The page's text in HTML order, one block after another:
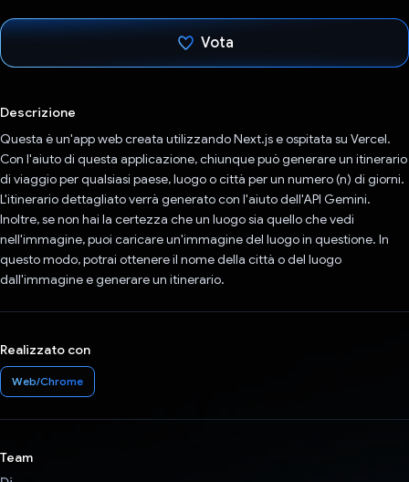
Vota
Descrizione
Questa è un'app web creata utilizzando Next.js e ospitata su Vercel.
Con l'aiuto di questa applicazione, chiunque può generare un itinerario
di viaggio per qualsiasi paese, luogo o città per un numero (n) di giorni.
L'itinerario dettagliato verrà generato con l'aiuto dell'API Gemini.
Inoltre, se non hai la certezza che un luogo sia quello che vedi
nell'immagine, puoi caricare un'immagine del luogo in questione. In
questo modo, potrai ottenere il nome della città o del luogo
dall'immagine e generare un itinerario.
Realizzato con
Web/Chrome
Team